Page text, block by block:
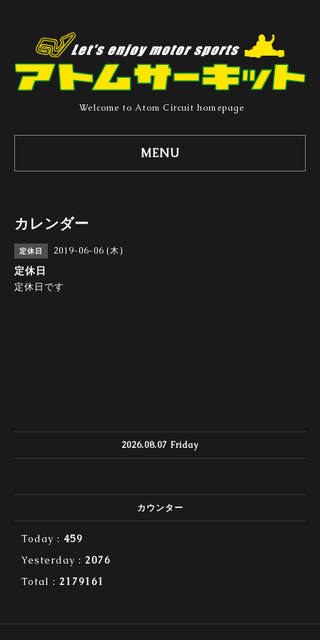
Welcome to Atom Circuit homepage
MENU
カレンダー
定休日 2019-06-06 (木)
定休日
定休日です
2026.08.07 Friday
カウンター
Today : 459
Yesterday : 2076
Total : 2179161